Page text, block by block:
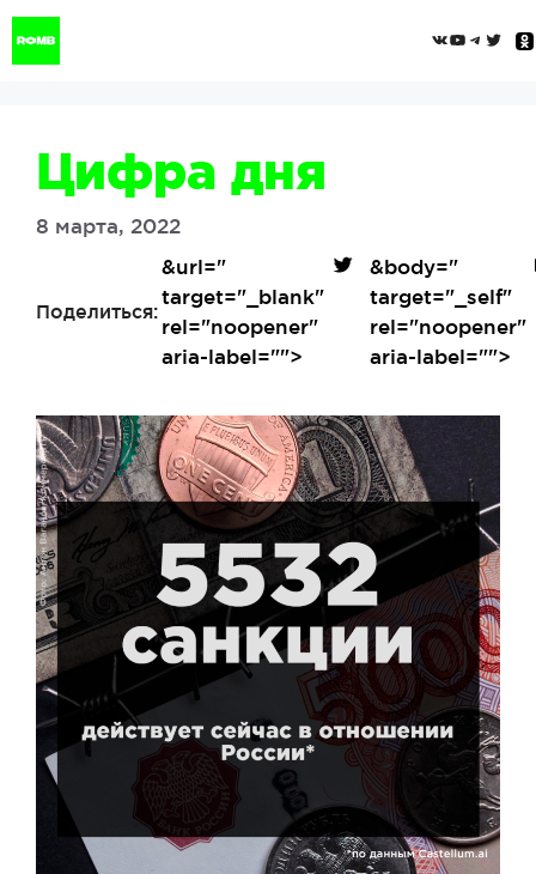
Перейти
Цифра дня
8 марта, 2022
Поделиться:
&url="
target="_blank"
rel="noopener"
aria-label="">
&body="
target="_self"
rel="noopener"
aria-label="">